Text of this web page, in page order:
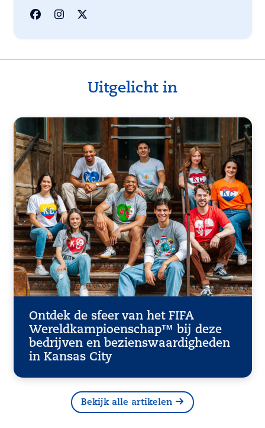
Uitgelicht in
Ontdek de sfeer van het FIFA
Wereldkampioenschap™ bij deze
bedrijven en bezienswaardigheden
in Kansas City
Bekijk alle artikelen